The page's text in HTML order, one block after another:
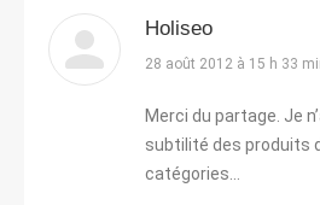
Holiseo
dit
28 août 2012 à 15 h 33
Merci du partage. Je
subtilité des produits
catégories…